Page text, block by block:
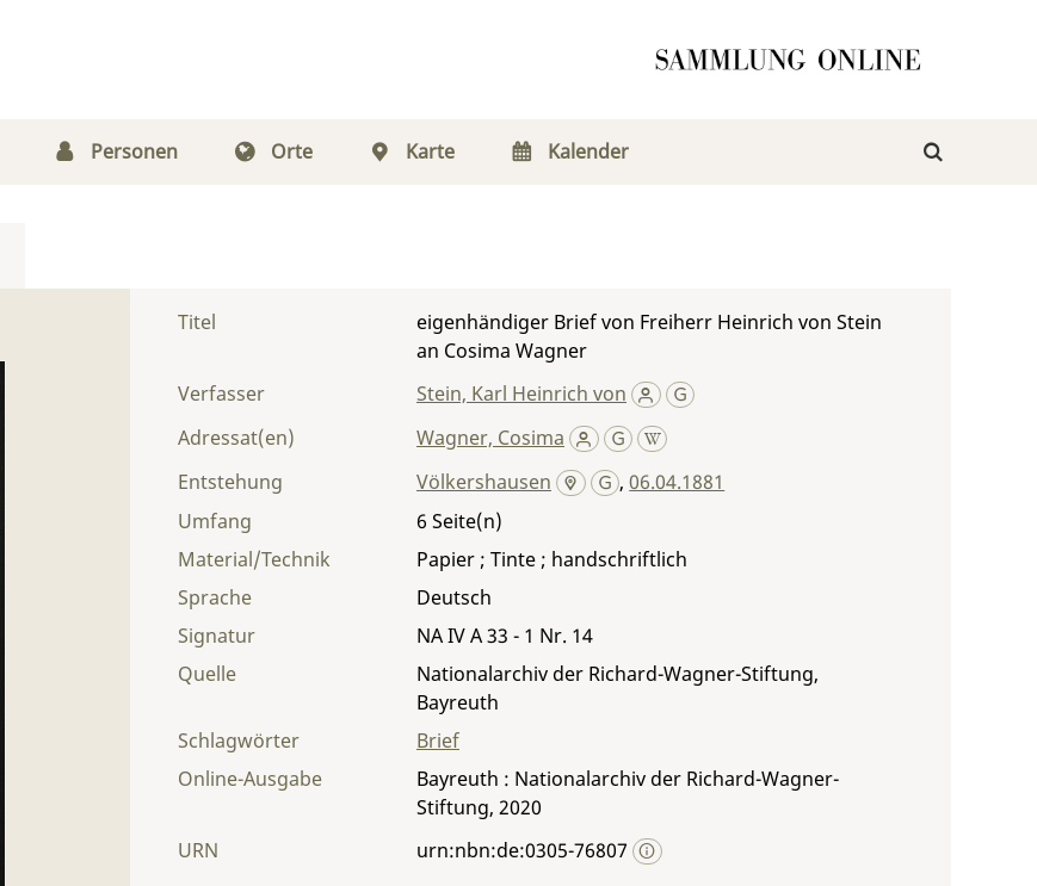
Personen Orte Karte Kalender
Titel
eigenhändiger Brief von Freiherr Heinrich von Stein
an Cosima Wagner
Verfasser
Stein, Karl Heinrich von
Adressat(en)
Wagner, Cosima
Entstehung
Völkershausen ,06.04.1881
Umfang
6
Material/Technik
Papier ; Tinte ; handschriftlich
Sprache
Deutsch
Signatur
NA IV A 33 - 1 Nr. 14
Quelle
Nationalarchiv der Richard-Wagner-Stiftung,
Bayreuth
Schlagwörter
Brief
Online-Ausgabe
Bayreuth : Nationalarchiv der Richard-Wagner-
Stiftung, 2020
URN
urn:nbn:de:0305-76807